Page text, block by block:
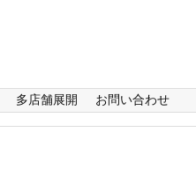
多店舗展開 お問い合わせ